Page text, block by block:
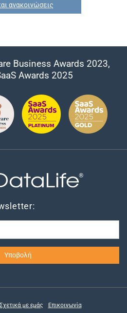
ανακοινώσεις
Business Awards 2023,
Awards 2025
®
Σχετικά με εμάς Επικοινωνία